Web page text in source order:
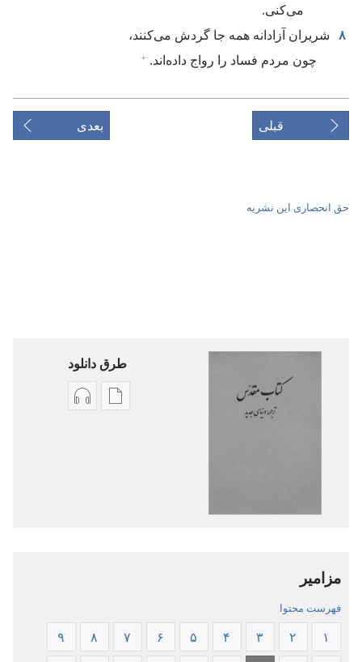
می‌کنی.‏
۸
شریران آزادانه همه جا گردش می‌کنند،‏
چون مردم فساد را رواج داده‌اند.‏ +
قبلی بعدی
حق انحصاری این نشریه
طرق دانلود
گزینۀ گزینۀ
مزامیر
فهرست محتوا
۱ ۲ ۳ ۴ ۵ ۶ ۷ ۸ ۹